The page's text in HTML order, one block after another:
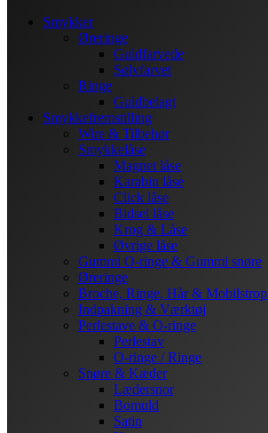
Smykker
Øreringe
Guldfarvede
Sølvfarvet
Ringe
Guldbelagt
Smykkefremstilling
Wire & Tilbehør
Smykkelåse
Magnet låse
Karabin låse
Click låse
Bidsel låse
Krog & Låse
Øvrige låse
Gummi O-ringe & Gummi snøre
Øreringe
Broche, Ringe, Hår & Mobilstrop
Indpakning & Værktøj
Perlestave & O-ringe
Perlestav
O-ringe / Ringe
Snøre & Kæder
Lædersnor
Bomuld
Satin